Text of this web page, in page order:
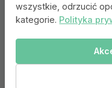
Romantyczne 2026
Portal: Kontakt|Polityka
© 2010–2026
wszystkie, odrzucić
kategorie. Polityka